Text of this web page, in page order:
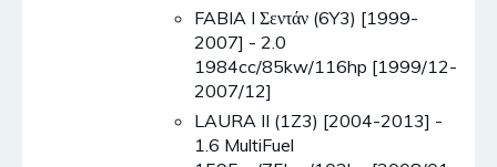
FABIA I Σεντάν (6Y3) [1999-
2007] - 2.0
1984cc/85kw/116hp [1999/12-
2007/12]
LAURA II (1Z3) [2004-2013] -
1.6 MultiFuel